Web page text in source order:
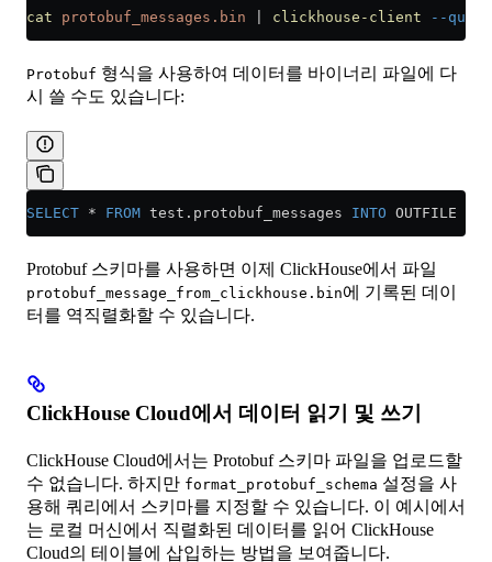
cat protobuf_messages.bin clickhouse-client --query
Protobuf 형식을 사용하여 데이터를 바이너리 파일에 다
시 쓸 수도 있습니다:
SELECT * FROM test . protobuf_messages INTO OUTFILE
Protobuf 스키마를 사용하면 이제 ClickHouse에서 파일
protobuf_message_from_clickhouse.bin에 기록된 데이
터를 역직렬화할 수 있습니다.
ClickHouse Cloud에서 데이터 읽기 및 쓰기
ClickHouse Cloud에서는 Protobuf 스키마 파일을 업로드할
수 없습니다. 하지만 format_protobuf_schema 설정을 사
용해 쿼리에서 스키마를 지정할 수 있습니다. 이 예시에서
는 로컬 머신에서 직렬화된 데이터를 읽어 ClickHouse
Cloud의 테이블에 삽입하는 방법을 보여줍니다.